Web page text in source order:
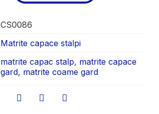
CS0086
Matrite capace stalpi
matrite capac stalp, matrite capace
gard, matrite coame gard